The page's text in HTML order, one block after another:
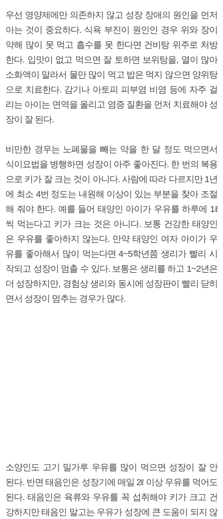
우선 영양제에만 의존하지 않고 성장 장애의 원인을 먼저
아는 것이 중요하다. 식욕 부진이 원인인 경우 위와 장이
약해 많이 못 먹고 흡수를 못 한다면 건비탕 위주로 처방
한다. 입맛이 없고 먹으면 잘 토하면 보위탕을, 열이 많아
소화액이 말라서 물만 많이 먹고 밥은 먹지 않으면 양위탕
으로 치료한다. 감기나 아토피 피부염 비염 등에 자주 걸
리는 아이는 면역을 올리고 염증 질환을 먼저 치료해야 성
장이 잘 된다.
비만한 경우는 노폐물을 빼는 약을 한 달 정도 먹으면서
식이요법을 병행하면 성장이 아주 좋아진다. 한 번의 복용
으로 키가 잘 크는 것이 아니다. 사람에 따라 다르지만 1년
에 최소 4번 정도는 내원해 이상이 있는 부분을 찾아 조절
해 줘야 한다. 예를 들어 태양인 아이가 우유를 하루에 1ℓ
씩 먹는다고 키가 크는 것은 아니다. 보통 건강한 태양인
은 우유를 좋아하지 않는다. 만약 태양인 여자 아이가 우
유를 좋아해서 많이 먹는다면 4~5학년쯤 생리가 빨리 시
작되고 성장이 멈출 수 있다. 보통은 생리를 하고 1~2년은
더 성장하지만, 경험상 생리와 동시에 성장판이 빨리 닫히
면서 성장이 멈추는 경우가 많다.
소양인도 고기 밀가루 우유를 많이 먹으면 성장이 잘 안
된다. 반면 태음인은 성장기에 매일 2ℓ 이상 우유를 먹어도
된다. 태음인은 육류와 우유를 꼭 섭취해야 키가 크고 건
강하지만 태음인 말고는 우유가 성장에 큰 도움이 되지 않